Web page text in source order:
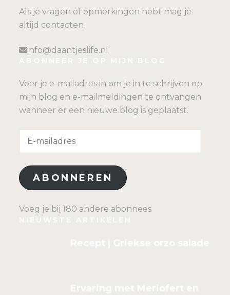
Als je vragen of opmerkingen hebt mag je
altijd contacten
info@daantjeslife.nl
ABONNEER JE OP MIJN BLOG
Voer je e-mailadres in om je in te schrijven op
mijn blog en e-mailmeldingen te ontvangen
wanneer er een nieuwe blog is geplaatst.
ABONNEREN
Voeg je bij 180 andere abonnees
NIEUWSTE ARTIKELEN
Recept | Griekse orzo salade
Ervaring met Meriofert en